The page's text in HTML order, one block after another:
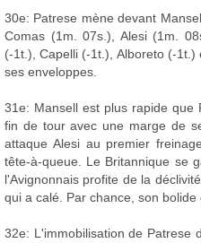
30e: Patrese mène devant
Comas (1m. 07s.), Alesi (1m.
(-1t.), Capelli (-1t.), Alboreto (-
ses enveloppes.
31e: Mansell est plus rapide que
fin de tour avec une marge de
attaque Alesi au premier
tête-à-queue. Le Britannique se
l'Avignonnais profite de la
qui a calé. Par chance, son bolide
32e: L'immobilisation de Patrese